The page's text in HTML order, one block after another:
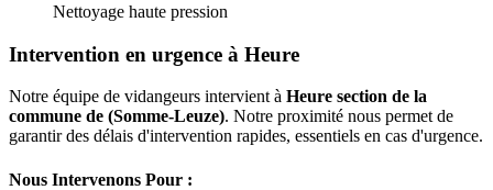
Nettoyage haute pression
Intervention en urgence à Heure
Notre équipe de vidangeurs intervient à Heure section de la
commune de (Somme-Leuze). Notre proximité nous permet de
garantir des délais d'intervention rapides, essentiels en cas d'urgence.
Nous Intervenons Pour :